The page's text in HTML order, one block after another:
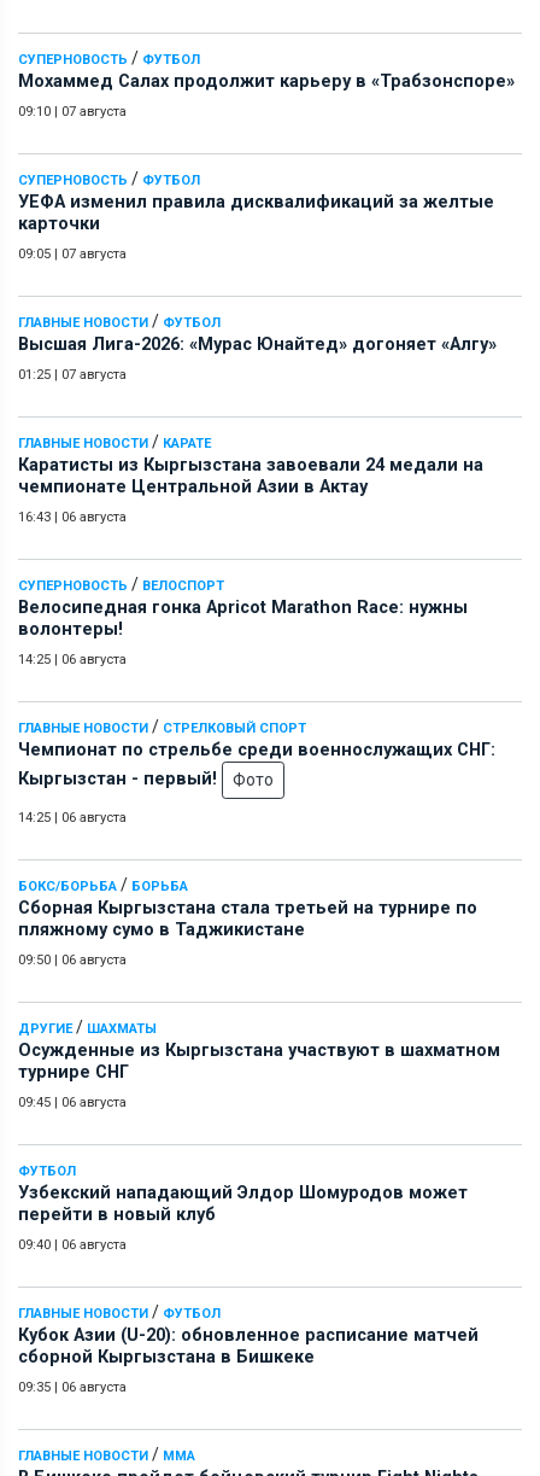
СУПЕРНОВОСТЬ / ФУТБОЛ
Мохаммед Салах продолжит карьеру в «Трабзонспоре»
09:10 | 07 августа
СУПЕРНОВОСТЬ / ФУТБОЛ
УЕФА изменил правила дисквалификаций за желтые
карточки
09:05 | 07 августа
ГЛАВНЫЕ НОВОСТИ / ФУТБОЛ
Высшая Лига-2026: «Мурас Юнайтед» догоняет «Алгу»
01:25 | 07 августа
ГЛАВНЫЕ НОВОСТИ / КАРАТЕ
Каратисты из Кыргызстана завоевали 24 медали на
чемпионате Центральной Азии в Актау
16:43 | 06 августа
СУПЕРНОВОСТЬ / ВЕЛОСПОРТ
Велосипедная гонка Apricot Marathon Race: нужны
волонтеры!
14:25 | 06 августа
ГЛАВНЫЕ НОВОСТИ / СТРЕЛКОВЫЙ СПОРТ
Чемпионат по стрельбе среди военнослужащих СНГ:
Кыргызстан - первый!
Фото
14:25 | 06 августа
БОКС/БОРЬБА / БОРЬБА
Сборная Кыргызстана стала третьей на турнире по
пляжному сумо в Таджикистане
09:50 | 06 августа
ДРУГИЕ/ ШАХМАТЫ
Осужденные из Кыргызстана участвуют в шахматном
турнире СНГ
09:45 | 06 августа
ФУТБОЛ
Узбекский нападающий Элдор Шомуродов может
перейти в новый клуб
09:40 | 06 августа
ГЛАВНЫЕ НОВОСТИ / ФУТБОЛ
Кубок Азии (U-20): обновленное расписание матчей
сборной Кыргызстана в Бишкеке
09:35 | 06 августа
ГЛАВНЫЕ НОВОСТИ / ММА